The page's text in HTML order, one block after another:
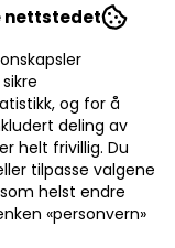
nettstedet
og for å
deling av
helt frivillig. Du
tilpasse valgene
helst endre
«personvern»